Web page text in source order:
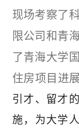
现场考察了
限公司 和青
了青海大学
住房项目 进
引才、留才
施，为大学